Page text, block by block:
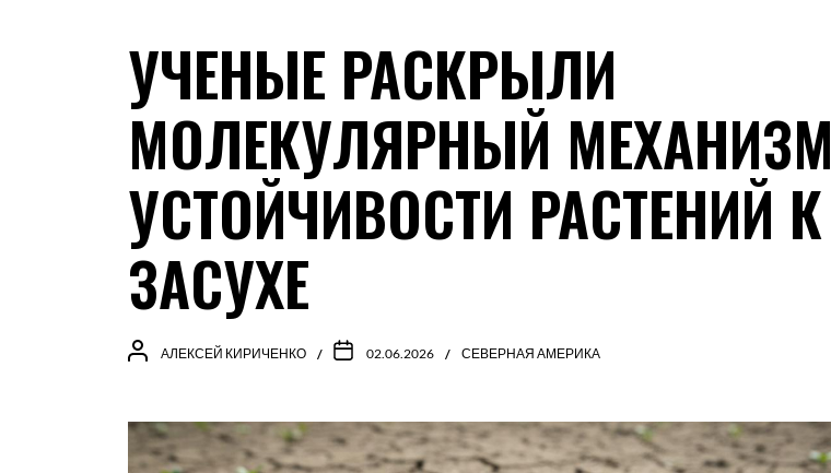
УЧЕНЫЕ РАСКРЫЛИ
МОЛЕКУЛЯРНЫЙ МЕХАНИЗМ
УСТОЙЧИВОСТИ РАСТЕНИЙ К
ЗАСУХЕ
АЛЕКСЕЙ КИРИЧЕНКО 02.06.2026 СЕВЕРНАЯ АМЕРИКА